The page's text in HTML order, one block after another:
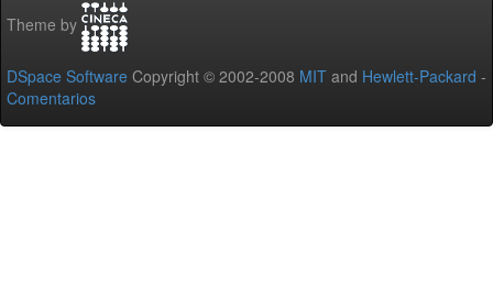
Theme by
DSpace Software Copyright © 2002-2008 MIT and Hewlett-Packard -
Comentarios